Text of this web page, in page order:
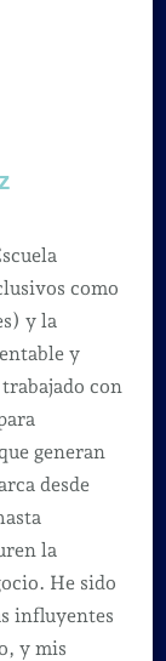
como
y la
y
con
generan
desde
la
He sido
influyentes
y mis